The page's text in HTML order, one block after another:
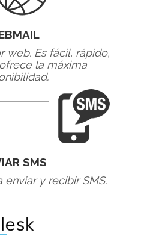
web. Es fácil, rápido,
la máxima
SMS
enviar y recibir SMS.